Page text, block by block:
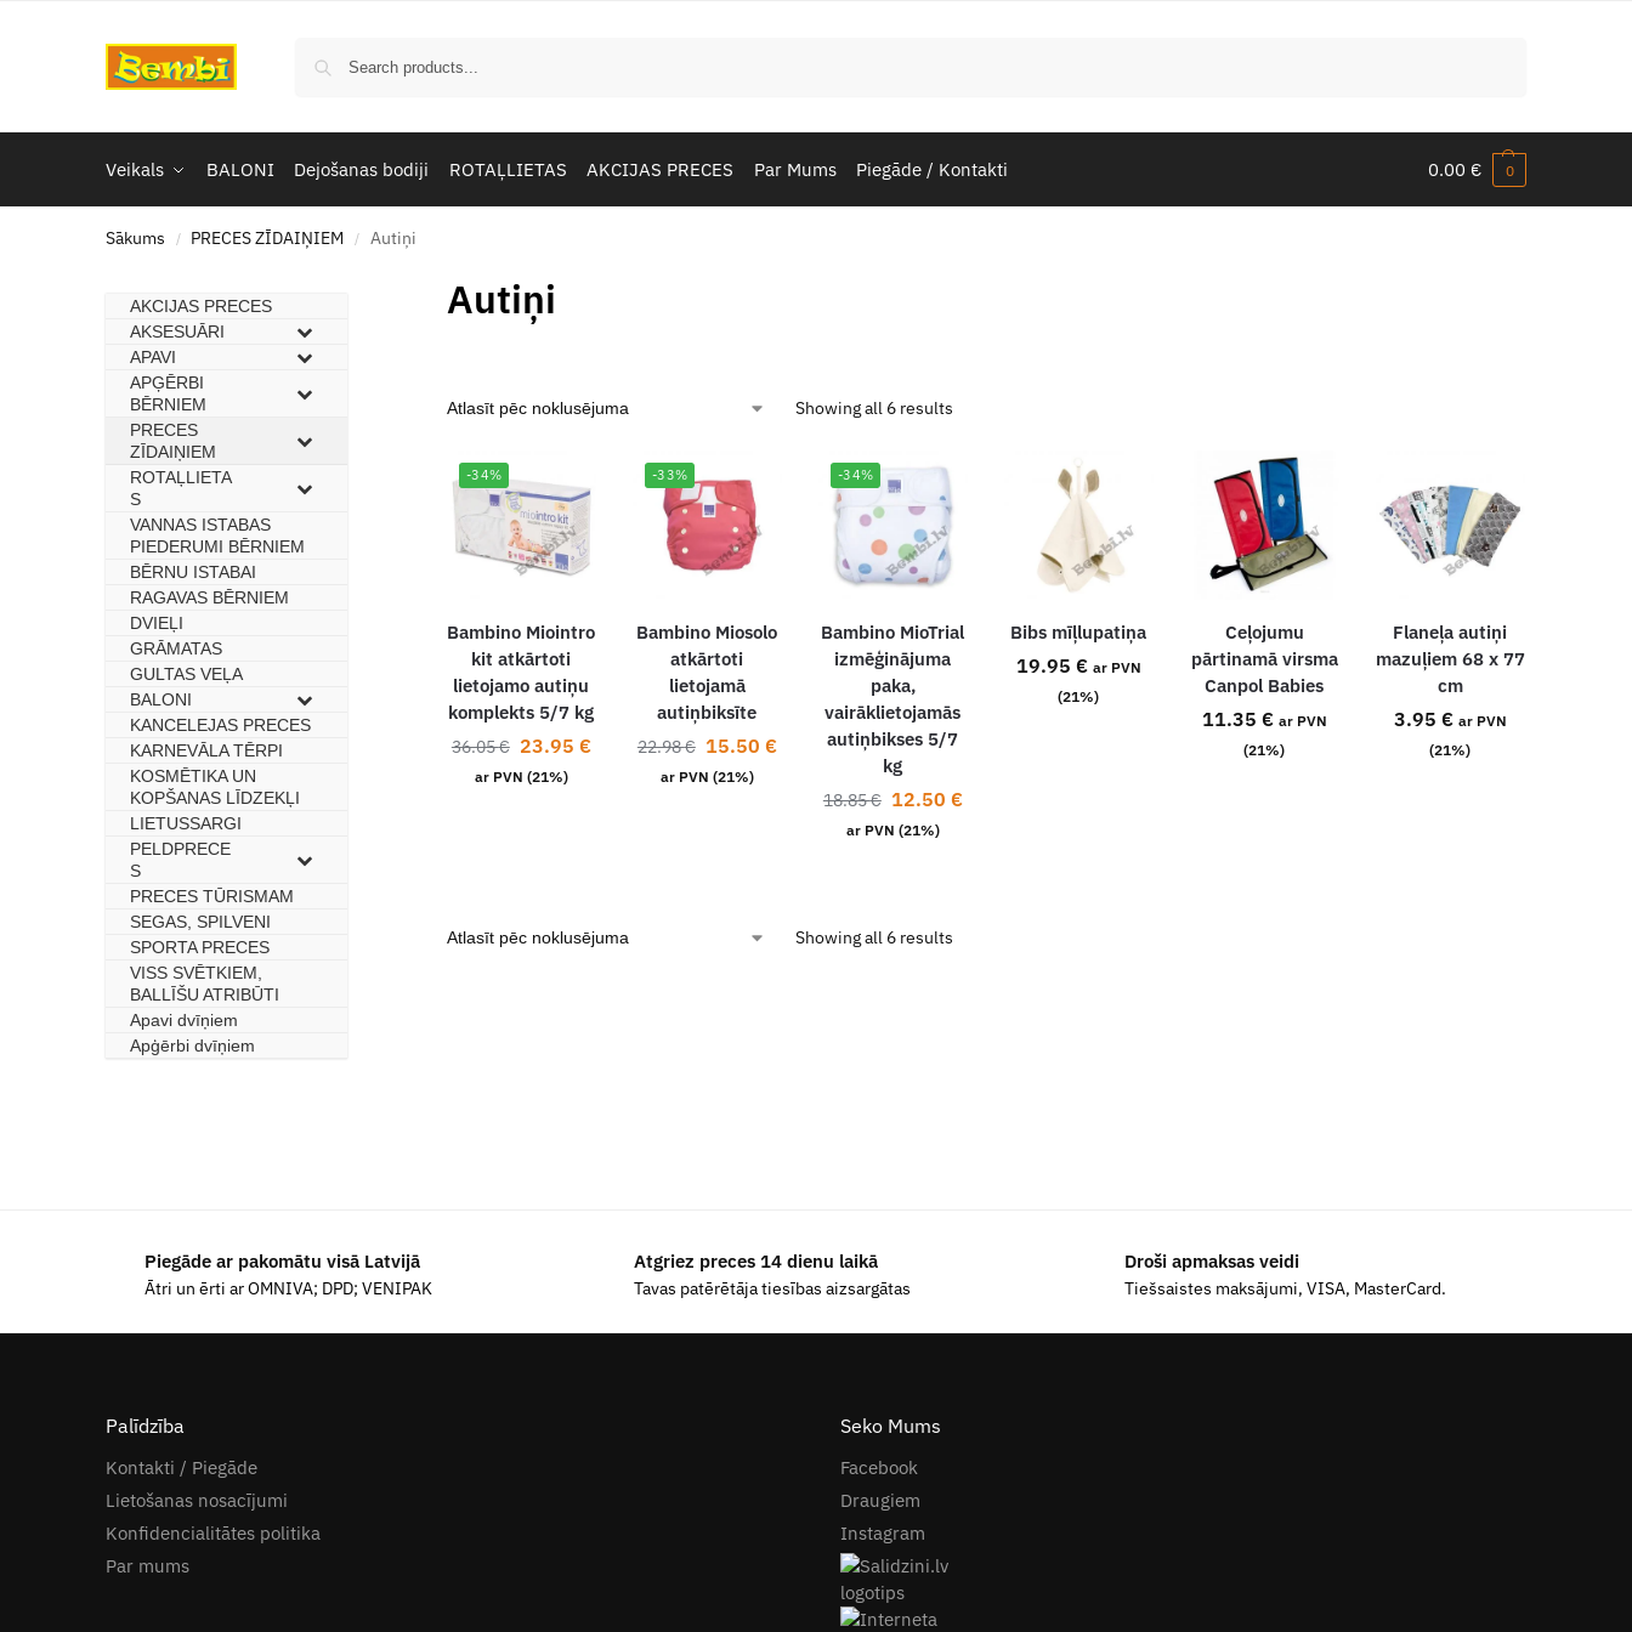
Veikals BALONI Dejošanas bodiji ROTAĻLIETAS AKCIJAS PRECES Par Mums Piegāde / Kontakti 0.00 € 0
Sākums / PRECES ZĪDAIŅIEM / Autiņi
Autiņi
Showing all 6 results
-34%
Bambino Miointro
kit atkārtoti
lietojamo autiņu
komplekts 5/7 kg
36.05€ 23.95 €
ar PVN (21%)
-33%
Bambino Miosolo
atkārtoti
lietojamā
autiņbiksīte
22.98€ 15.50 €
ar PVN (21%)
-34%
Bambino MioTrial
izmēģinājuma
paka,
vairāklietojamās
autiņbikses 5/7
kg
18.85€ 12.50 €
ar PVN (21%)
Bibs mīļlupatiņa
19.95 € ar PVN
(21%)
Ceļojumu
pārtinamā virsma
Canpol Babies
11.35 € ar PVN
(21%)
Flaneļa autiņi
mazuļiem 68 x 77
cm
3.95 € ar PVN
(21%)
Showing all 6 results
AKCIJAS PRECES
–
AKSESUĀRI
–
APAVI
–
APĢĒRBI
BĒRNIEM
–
PRECES
ZĪDAIŅIEM
–
ROTAĻLIETA
S
–
VANNAS ISTABAS
PIEDERUMI BĒRNIEM
–
BĒRNU ISTABAI
–
RAGAVAS BĒRNIEM
–
DVIEĻI
–
GRĀMATAS
–
GULTAS VEĻA
–
BALONI
–
KANCELEJAS PRECES
–
KARNEVĀLA TĒRPI
–
KOSMĒTIKA UN
KOPŠANAS LĪDZEKĻI
–
LIETUSSARGI
–
PELDPRECE
S
–
PRECES TŪRISMAM
–
SEGAS, SPILVENI
–
SPORTA PRECES
–
VISS SVĒTKIEM,
BALLĪŠU ATRIBŪTI
–
Apavi dvīņiem
–
Apģērbi dvīņiem
–
Piegāde ar pakomātu visā Latvijā
Ātri un ērti ar OMNIVA; DPD; VENIPAK
Atgriez preces 14 dienu laikā
Tavas patērētāja tiesības aizsargātas
Droši apmaksas veidi
Tiešsaistes maksājumi, VISA, MasterCard.
Palīdzība
Kontakti / Piegāde
Lietošanas nosacījumi
Konfidencialitātes politika
Par mums
Seko Mums
Facebook
Draugiem
Instagram